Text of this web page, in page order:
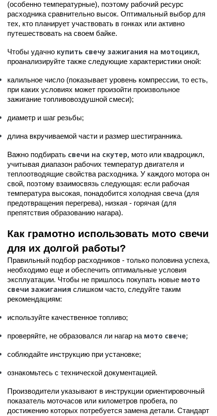
(особенно температурные), поэтому рабочий ресурс
расходника сравнительно высок. Оптимальный выбор для
тех, кто планирует участвовать в гонках или активно
путешествовать на своем байке.
Чтобы удачно купить свечу зажигания на мотоцикл,
проанализируйте также следующие характеристики оной:
калильное число (показывает уровень компрессии, то есть,
при каких условиях может произойти произвольное
зажигание топливовоздушной смеси);
диаметр и шаг резьбы;
длина вкручиваемой части и размер шестигранника.
Важно подбирать свечи на скутер, мото или квадроцикл,
учитывая диапазон рабочих температур двигателя и
теплоотводящие свойства расходника. У каждого мотора он
свой, поэтому взаимосвязь следующая: если рабочая
температура высокая, понадобится холодная свеча (для
предотвращения перегрева), низкая - горячая (для
препятствия образованию нагара).
Как грамотно использовать мото свечи
для их долгой работы?
Правильный подбор расходников - только половина успеха,
необходимо еще и обеспечить оптимальные условия
эксплуатации. Чтобы не пришлось покупать новые мото
свечи зажигания слишком часто, следуйте таким
рекомендациям:
используйте качественное топливо;
проверяйте, не образовался ли нагар на мото свече;
соблюдайте инструкцию при установке;
ознакомьтесь с технической документацией.
Производители указывают в инструкции ориентировочный
показатель моточасов или километров пробега, по
достижению которых потребуется замена детали. Стандарт